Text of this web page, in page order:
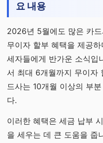
요 내용
2026년 5월에도 많은 카
무이자 할부 혜택을 제공
세자들에게 반가운 소식입
서 최대 6개월까지 무이자
드사는 10개월 이상의 부
다.
이러한 혜택은 세금 납부
을 세우는 데 큰 도움을 줍